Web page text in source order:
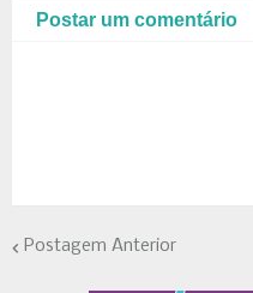
Postar um comentário
Postagem Anterior